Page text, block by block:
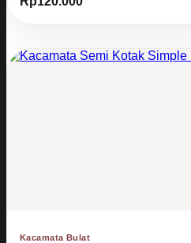
Kacamata Bulat